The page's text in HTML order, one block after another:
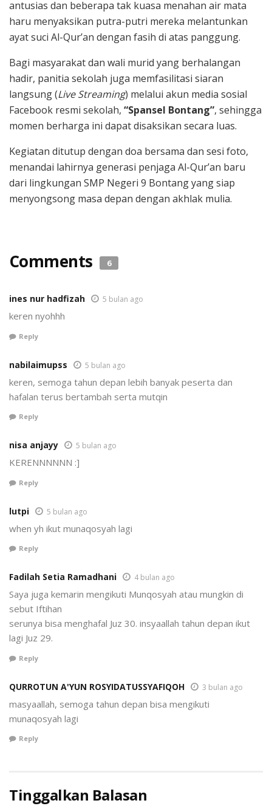
antusias dan beberapa tak kuasa menahan air mata
haru menyaksikan putra-putri mereka melantunkan
ayat suci Al-Qur’an dengan fasih di atas panggung.
Bagi masyarakat dan wali murid yang berhalangan
hadir, panitia sekolah juga memfasilitasi siaran
langsung (Live Streaming) melalui akun media sosial
Facebook resmi sekolah, “Spansel Bontang”, sehingga
momen berharga ini dapat disaksikan secara luas.
Kegiatan ditutup dengan doa bersama dan sesi foto,
menandai lahirnya generasi penjaga Al-Qur’an baru
dari lingkungan SMP Negeri 9 Bontang yang siap
menyongsong masa depan dengan akhlak mulia.
Comments 6
ines nur hadfizah 5 bulan ago
keren nyohhh
Reply
nabilaimupss 5 bulan ago
keren, semoga tahun depan lebih banyak peserta dan
hafalan terus bertambah serta mutqin
Reply
nisa anjayy 5 bulan ago
KERENNNNNN :]
Reply
lutpi 5 bulan ago
when yh ikut munaqosyah lagi
Reply
Fadilah Setia Ramadhani 4 bulan ago
Saya juga kemarin mengikuti Munqosyah atau mungkin di
sebut Iftihan
serunya bisa menghafal Juz 30. insyaallah tahun depan ikut
lagi Juz 29.
Reply
QURROTUN A'YUN ROSYIDATUSSYAFIQOH 3 bulan ago
masyaallah, semoga tahun depan bisa mengikuti
munaqosyah lagi
Reply
Tinggalkan Balasan